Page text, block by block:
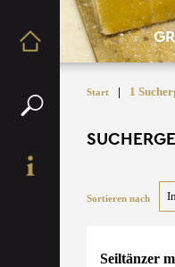
Start | 1
Sortieren nach
Seiltänzer